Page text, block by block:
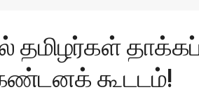
தமிழர்கள்
கூடடம்!